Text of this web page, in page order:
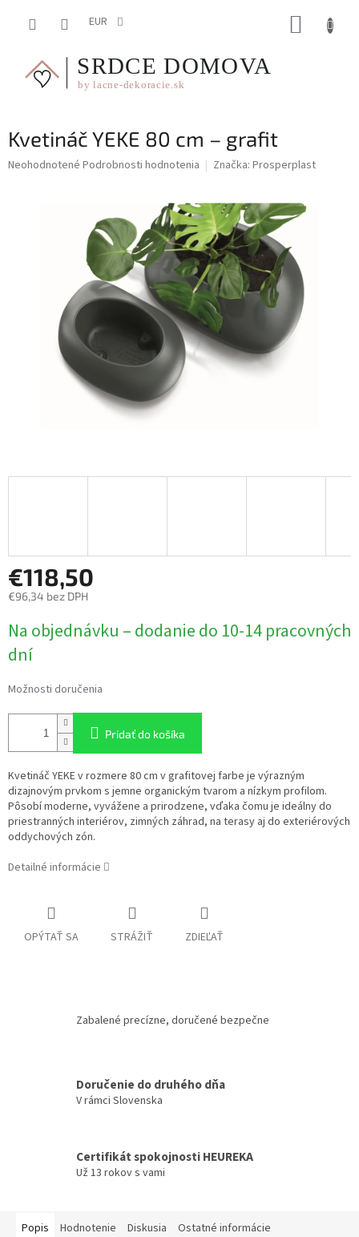
EUR
Kvetináč YEKE 80 cm – grafit
Priemerné
Neohodnotené Podrobnosti hodnotenia Značka: Prosperplast
€118,50
€96,34 bez DPH
cena:
Na objednávku – dodanie do 10-14 pracovných
dní
Možnosti doručenia
Pridať do košíka
Kvetináč YEKE v rozmere 80 cm v grafitovej farbe je výrazným
dizajnovým prvkom s jemne organickým tvarom a nízkym profilom.
Pôsobí moderne, vyvážene a prirodzene, vďaka čomu je ideálny do
priestranných interiérov, zimných záhrad, na terasy aj do exteriérových
oddychových zón.
Detailné informácie
OPÝTAŤ SA STRÁŽIŤ ZDIEĽAŤ
Zabalené precízne, doručené bezpečne
Doručenie do druhého dňa
V rámci Slovenska
Certifikát spokojnosti HEUREKA
Už 13 rokov s vami
Popis Hodnotenie Diskusia Ostatné informácie